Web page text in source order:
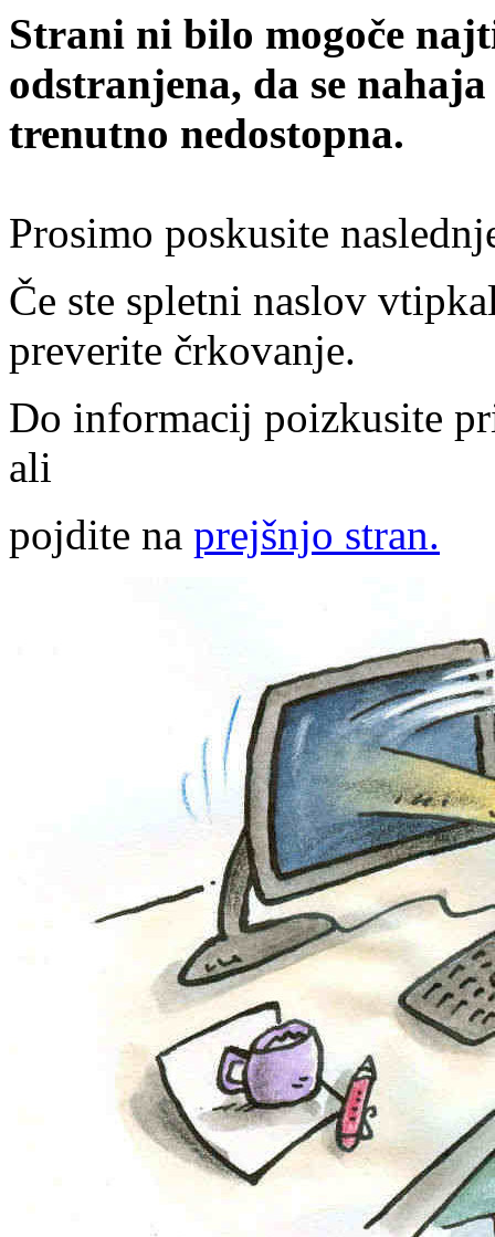
Strani ni bilo mogoče
odstranjena, da se
trenutno nedostopna.
Prosimo poskusite
Če ste spletni naslov
preverite črkovanje.
Do informacij poizkusite
ali
pojdite na prejšnjo stran.